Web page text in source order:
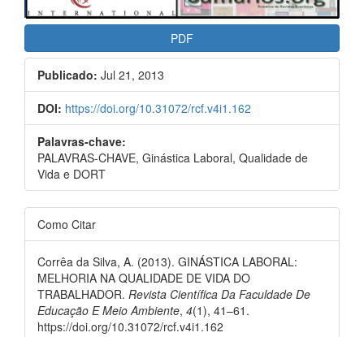
PDF
Publicado: Jul 21, 2013
DOI: https://doi.org/10.31072/rcf.v4i1.162
Palavras-chave:
PALAVRAS-CHAVE, Ginástica Laboral, Qualidade de
Vida e DORT
Como Citar
Corrêa da Silva, A. (2013). GINÁSTICA LABORAL:
MELHORIA NA QUALIDADE DE VIDA DO
TRABALHADOR. Revista Científica Da Faculdade De
Educação E Meio Ambiente, 4(1), 41–61.
https://doi.org/10.31072/rcf.v4i1.162